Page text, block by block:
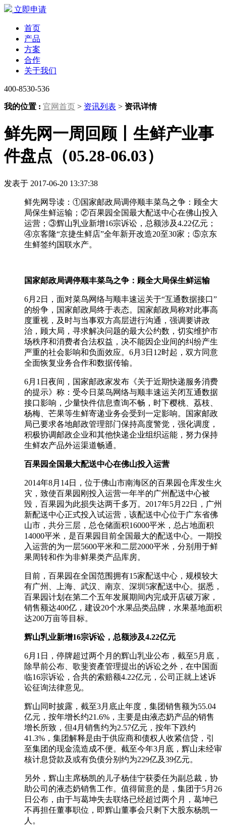
立即申请
首页
产品
方案
合作
关于我们
400-8530-536
我的位置 : 官网首页 > 资讯列表 > 资讯详情
鲜先网一周回顾丨生鲜产业事
件盘点（05.28-06.03）
发表于 2017-06-20 13:37:38
鲜先网导读：①国家邮政局调停顺丰菜鸟之争：顾全大
局保生鲜运输；②百果园全国最大配送中心在佛山投入
运营；③辉山乳业新增16宗诉讼，总额涉及4.22亿元；
④京客隆“京捷生鲜店”全年新开改造20至30家；⑤京东
生鲜签约国联水产。
国家邮政局调停顺丰菜鸟之争：顾全大局保生鲜运输
6月2日，面对菜鸟网络与顺丰速运关于“互通数据接口”
的纷争，国家邮政局终于表态。国家邮政局称对此事高
度重视，及时与当事双方高层进行沟通，强调要讲政
治，顾大局，寻求解决问题的最大公约数，切实维护市
场秩序和消费者合法权益，决不能因企业间的纠纷产生
严重的社会影响和负面效应。6月3日12时起，双方同意
全面恢复业务合作和数据传输。
6月1日夜间，国家邮政家发布《关于近期快递服务消费
的提示》称：受今日菜鸟网络与顺丰速运关闭互通数据
接口影响，少量快件信息查询不畅，时下樱桃、荔枝、
杨梅、芒果等生鲜寄递业务会受到一定影响。国家邮政
局已要求各地邮政管理部门保持高度警觉，强化调度，
积极协调邮政企业和其他快递企业组织运能，努力保持
生鲜农产品外运渠道畅通。
百果园全国最大配送中心在佛山投入运营
2014年8月14日，位于佛山市南海区的百果园仓库发生火
灾，致使百果园刚投入运营一年半的广州配送中心被
毁，百果园为此损失达两千多万。2017年5月22日，广州
新配送中心正式投入试运营，该配送中心位于广东省佛
山市，共分三层，总仓储面积16000平米，总占地面积
14000平米，是百果园目前全国最大的配送中心。一期投
入运营的为一层5600平米和二层2000平米，分别用于鲜
果周转和作为非鲜果类产品库房。
目前，百果园在全国范围拥有15家配送中心，规模较大
有广州、上海、武汉、南京、深圳5家配送中心。据悉，
百果园计划在第二个五年发展期间内完成开店破万家，
销售额达400亿，建设20个水果品类品牌，水果基地面积
达200万亩等目标。
辉山乳业新增16宗诉讼，总额涉及4.22亿元
6月1日，停牌超过两个月的辉山乳业公布，截至5月底，
除早前公布、歌斐资產管理提出的诉讼之外，在中国面
临16宗诉讼，合共的索赔额4.22亿元，公司正就上述诉
讼征询法律意见。
辉山同时披露，截至3月底止年度，集团销售额为55.04
亿元，按年增长约21.6%，主要是由液态奶产品的销售
增长所致，但4月销售约为2.57亿元，按年下跌约
41.3%，集团解释是由于供应商和债权人收紧信贷，引
至集团的现金流造成不便。截至今年3月底，辉山未经审
核计息贷款及或有负债分别约为229亿及39亿元。
另外，辉山主席杨凯的儿子杨佳宁获委任为副总裁，协
助公司的液态奶销售工作。值得留意的是，集团于5月26
日公布，由于与葛坤失去联络已经超过两个月，葛坤已
不再担任董事职位，即辉山董事会只剩下大股东杨凯一
人。